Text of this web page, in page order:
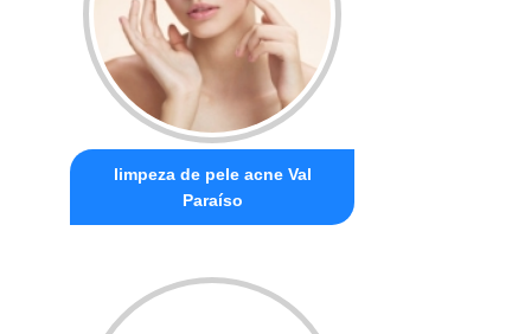
limpeza de pele acne Val
Paraíso